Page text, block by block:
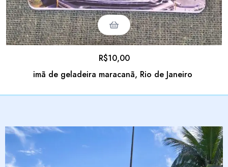
imã de geladeira maracanã, Rio de Janeiro
R$10,00